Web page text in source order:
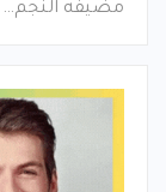
مضيفه النجم…